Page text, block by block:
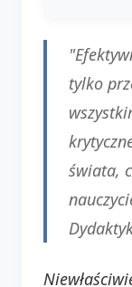
tylko
świata,